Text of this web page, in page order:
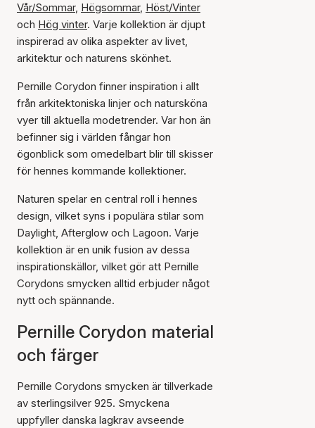
Vår/Sommar, Högsommar, Höst/Vinter
och Hög vinter. Varje kollektion är djupt
inspirerad av olika aspekter av livet,
arkitektur och naturens skönhet.
Pernille Corydon finner inspiration i allt
från arkitektoniska linjer och natursköna
vyer till aktuella modetrender. Var hon än
befinner sig i världen fångar hon
ögonblick som omedelbart blir till skisser
för hennes kommande kollektioner.
Naturen spelar en central roll i hennes
design, vilket syns i populära stilar som
Daylight, Afterglow och Lagoon. Varje
kollektion är en unik fusion av dessa
inspirationskällor, vilket gör att Pernille
Corydons smycken alltid erbjuder något
nytt och spännande.
Pernille Corydon material
och färger
Pernille Corydons smycken är tillverkade
av sterlingsilver 925. Smyckena
uppfyller danska lagkrav avseende